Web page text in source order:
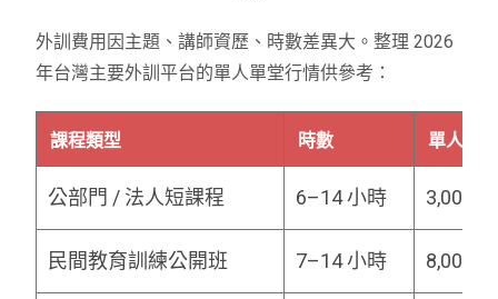
外訓費用因主題、講師資歷、時數差異大。整理 2026
年台灣主要外訓平台的單人單堂行情供參考：
課程類型 時數 單人費
公部門 / 法人短課程 6–14 小時
民間教育訓練公開班 7–14 小時